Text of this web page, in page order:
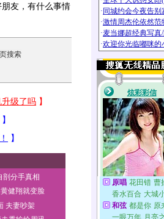
友，有什么事情
剖分手真相
健翔就变脸
夫妻吵架